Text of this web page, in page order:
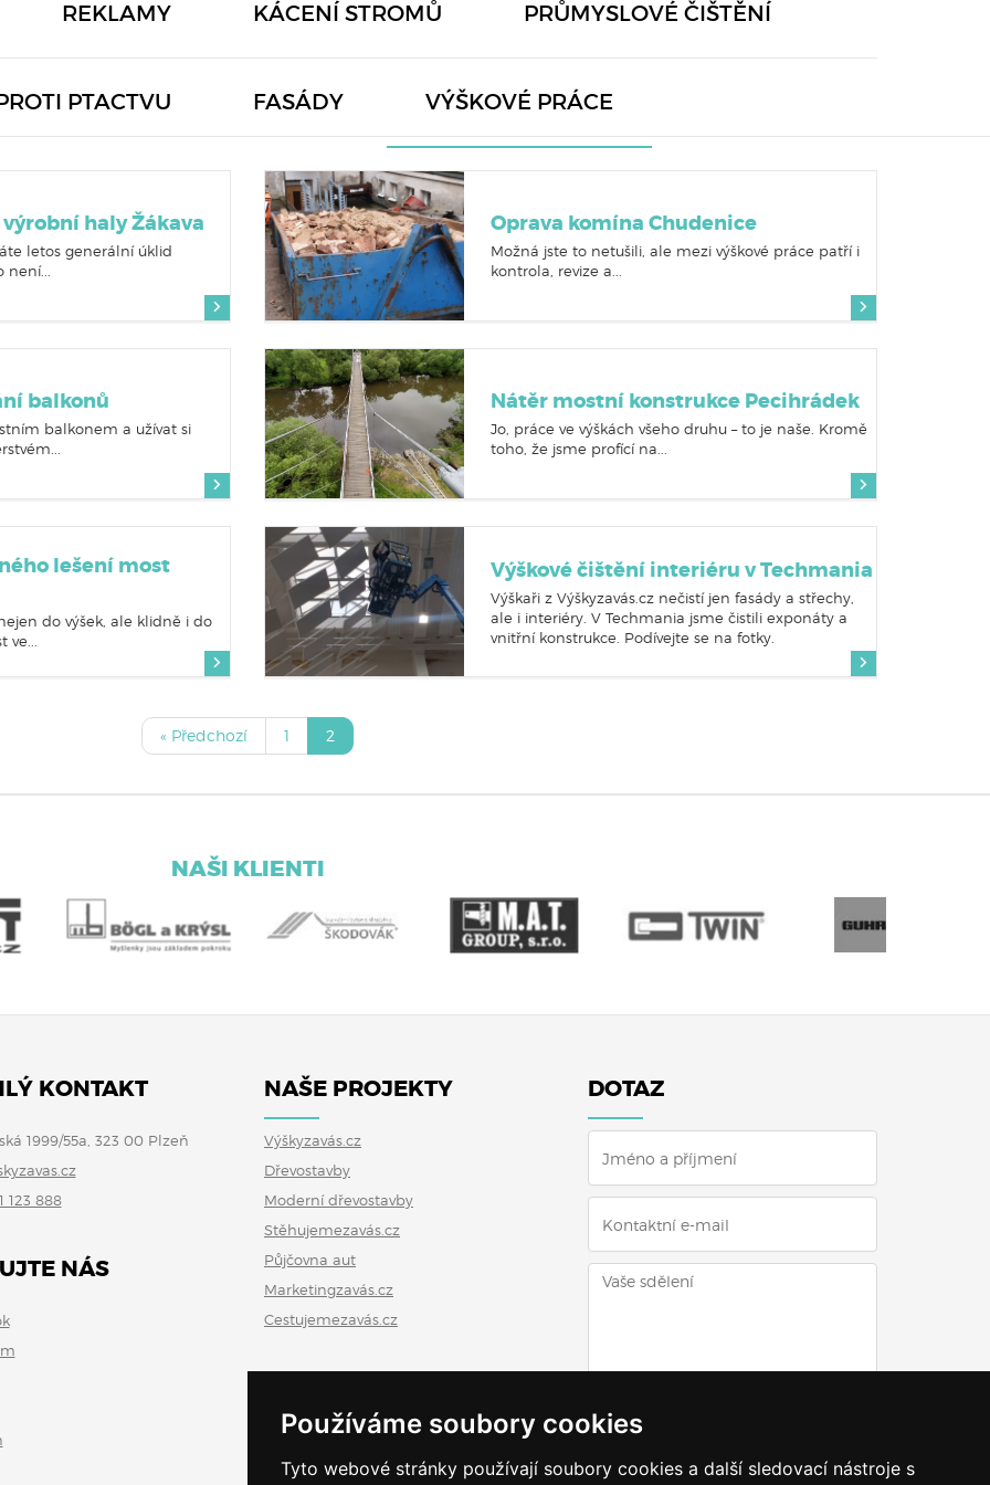
Používáme soubory cookies
Tyto webové stránky používají soubory cookies a další sledovací nástroje s
REKLAMY KÁCENÍ STROMŮ PRŮMYSLOVÉ ČIŠTĚNÍ
PTACTVU FASÁDY VÝŠKOVÉ PRÁCE
haly Žákava
letos generální úklid
Oprava komína Chudenice
Možná jste to netušili, ale mezi výškové práce patří i
kontrola, revize a...
balkonů
balkonem a užívat si
Nátěr mostní konstrukce Pecihrádek
Jo, práce ve výškách všeho druhu – to je naše. Kromě
toho, že jsme profící na...
lešení most
do výšek, ale klidně i do
Výškové čištění interiéru v Techmania
Výškaři z Výškyzavás.cz nečistí jen fasády a střechy,
ale i interiéry. V Techmania jsme čistili exponáty a
vnitřní konstrukce. Podívejte se na fotky.
« Předchozí 1 2
NAŠI KLIENTI
KONTAKT
1999/55a, 323 00 Plzeň
123 888
NÁS
NAŠE PROJEKTY
Výškyzavás.cz
Dřevostavby
Moderní dřevostavby
Stěhujemezavás.cz
Půjčovna aut
Marketingzavás.cz
Cestujemezavás.cz
DOTAZ